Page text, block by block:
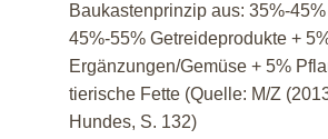
Baukastenprinzip aus: 35%-
45%-55% Getreideprodukte +
Ergänzungen/Gemüse + 5%
tierische Fette (Quelle: M/Z
Hundes, S. 132)